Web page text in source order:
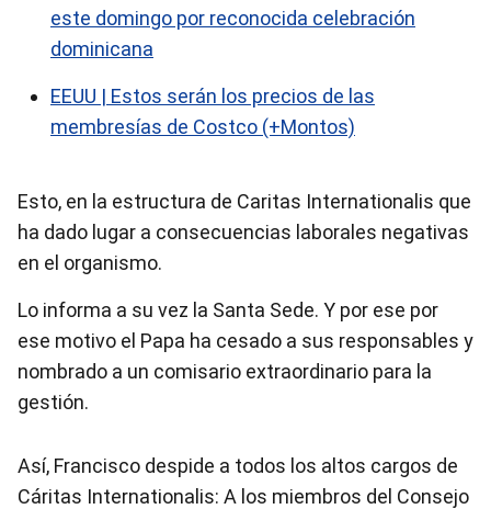
este domingo por reconocida celebración
dominicana
EEUU | Estos serán los precios de las
membresías de Costco (+Montos)
Esto, en la estructura de Caritas Internationalis que
ha dado lugar a consecuencias laborales negativas
en el organismo.
Lo informa a su vez la Santa Sede. Y por ese por
ese motivo el Papa ha cesado a sus responsables y
nombrado a un comisario extraordinario para la
gestión.
Así, Francisco despide a todos los altos cargos de
Cáritas Internationalis: A los miembros del Consejo